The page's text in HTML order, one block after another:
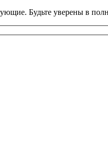
Будьте уверены в